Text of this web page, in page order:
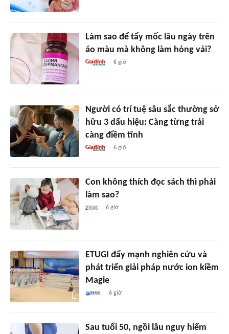
Làm sao để tẩy mốc lâu ngày trên
áo màu mà không làm hỏng vải?
6 giờ
Người có trí tuệ sâu sắc thường sở
hữu 3 dấu hiệu: Càng từng trải
càng điềm tĩnh
6 giờ
Con không thích đọc sách thì phải
làm sao?
6 giờ
ETUGI đẩy mạnh nghiên cứu và
phát triển giải pháp nước ion kiềm
Magie
6 giờ
Sau tuổi 50, ngồi lâu nguy hiểm